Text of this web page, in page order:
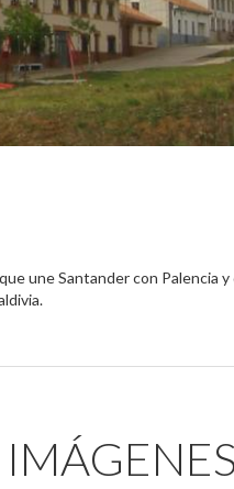
une Santander con